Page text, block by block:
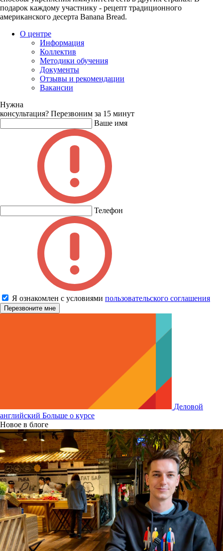
подарок каждому участнику - рецепт традиционного
американского десерта Banana Bread.
О центре
Информация
Коллектив
Методики обучения
Документы
Отзывы и рекомендации
Вакансии
Нужна
консультация? Перезвоним за 15 минут
Ваше имя
Телефон
Я ознакомлен с условиями пользовательского соглашения
Деловой
английский Больше о курсе
Новое в блоге